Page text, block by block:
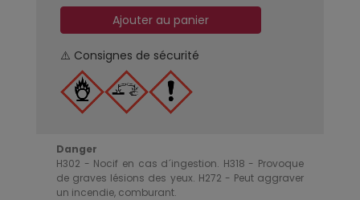
Ajouter au panier
⚠️ Consignes de sécurité
Danger
H302 - Nocif en cas d´ingestion. H318 - Provoque
de graves lésions des yeux. H272 - Peut aggraver
un incendie, comburant.